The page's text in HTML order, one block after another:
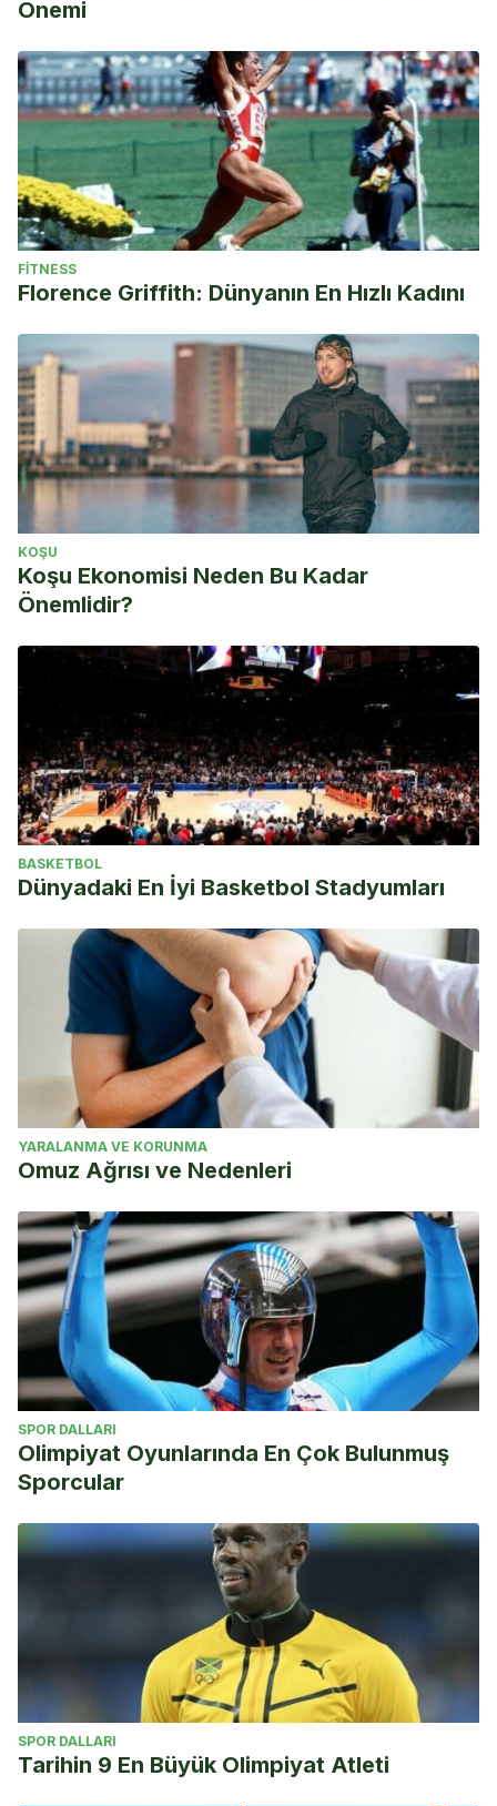
Önemi
FITNESS
Florence Griffith: Dünyanın En Hızlı Kadını
KOŞU
Koşu Ekonomisi Neden Bu Kadar
Önemlidir?
BASKETBOL
Dünyadaki En İyi Basketbol Stadyumları
YARALANMA VE KORUNMA
Omuz Ağrısı ve Nedenleri
SPOR DALLARI
Olimpiyat Oyunlarında En Çok Bulunmuş
Sporcular
SPOR DALLARI
Tarihin 9 En Büyük Olimpiyat Atleti